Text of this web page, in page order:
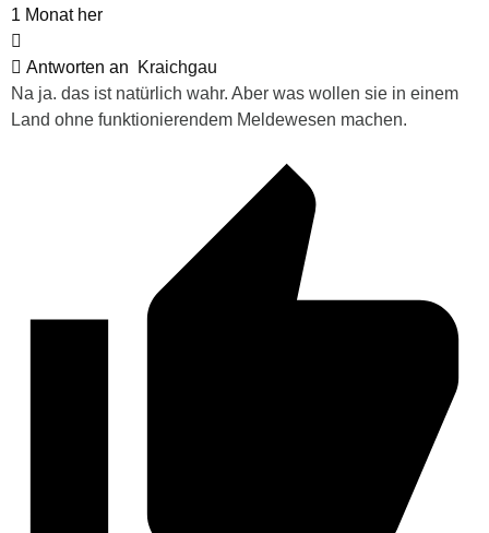
1 Monat her
Antworten an
Kraichgau
Na ja. das ist natürlich wahr. Aber was wollen sie in einem
Land ohne funktionierendem Meldewesen machen.